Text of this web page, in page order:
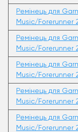
Ремінець для
Music/Forerunner
Ремінець для
Music/Forerunner
Ремінець для
Music/Forerunner
Ремінець для
Music/Forerunner
Ремінець для
Music/Forerunner